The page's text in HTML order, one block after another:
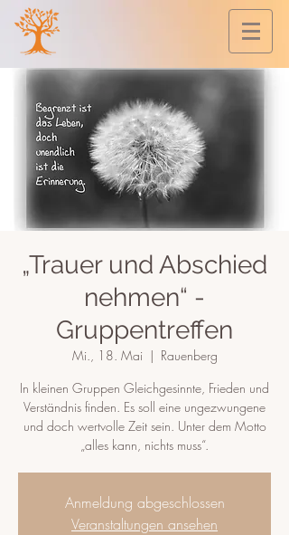
„Trauer und Abschied
nehmen“ -
Gruppentreffen
Mi., 18. Mai
  |
Rauenberg
In kleinen Gruppen Gleichgesinnte, Frieden und
Verständnis finden. Es soll eine ungezwungene
und doch wertvolle Zeit sein. Unter dem Motto
„alles kann, nichts muss“.
Anmeldung abgeschlossen
Veranstaltungen ansehen